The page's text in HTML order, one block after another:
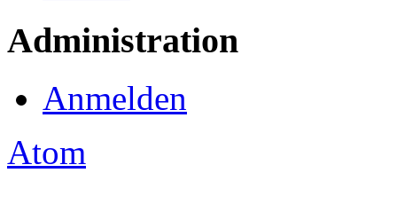
Administration
Anmelden
Atom